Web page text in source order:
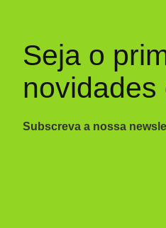
Seja o
Subscreva a nossa